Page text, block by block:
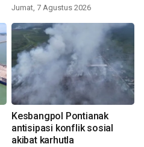
Jumat, 7 Agustus 2026
Kesbangpol Pontianak
antisipasi konflik sosial
akibat karhutla